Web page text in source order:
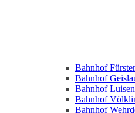
Bahnhof
Bahnhof
Bahnhof
Bahnhof
Bahnhof